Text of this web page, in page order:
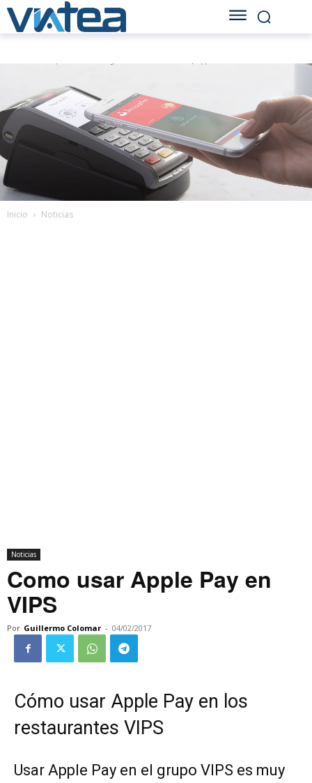
Inicio Noticias
Noticias
Como usar Apple Pay en
VIPS
Por Guillermo Colomar - 04/02/2017
Cómo usar Apple Pay en los
restaurantes VIPS
Usar Apple Pay en el grupo VIPS es muy